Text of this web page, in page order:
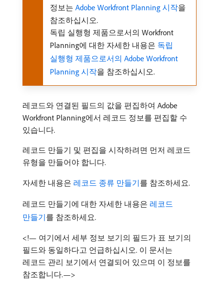
정보는 Adobe Workfront Planning 시작을
참조하십시오.
독립 실행형 제품으로서의 Workfront
Planning에 대한 자세한 내용은 독립
실행형 제품으로서의 Adobe Workfront
Planning 시작을 참조하십시오.
레코드와 연결된 필드의 값을 편집하여 Adobe
Workfront Planning에서 레코드 정보를 편집할 수
있습니다.
레코드 만들기 및 편집을 시작하려면 먼저 레코드
유형을 만들어야 합니다.
자세한 내용은 레코드 종류 만들기를 참조하세요.
레코드 만들기에 대한 자세한 내용은 레코드
만들기를 참조하세요.
<!— 여기에서 세부 정보 보기의 필드가 표 보기의
필드와 동일하다고 언급하십시오. 이 문서는
레코드 관리 보기에서 연결되어 있으며 이 정보를
참조합니다.—>